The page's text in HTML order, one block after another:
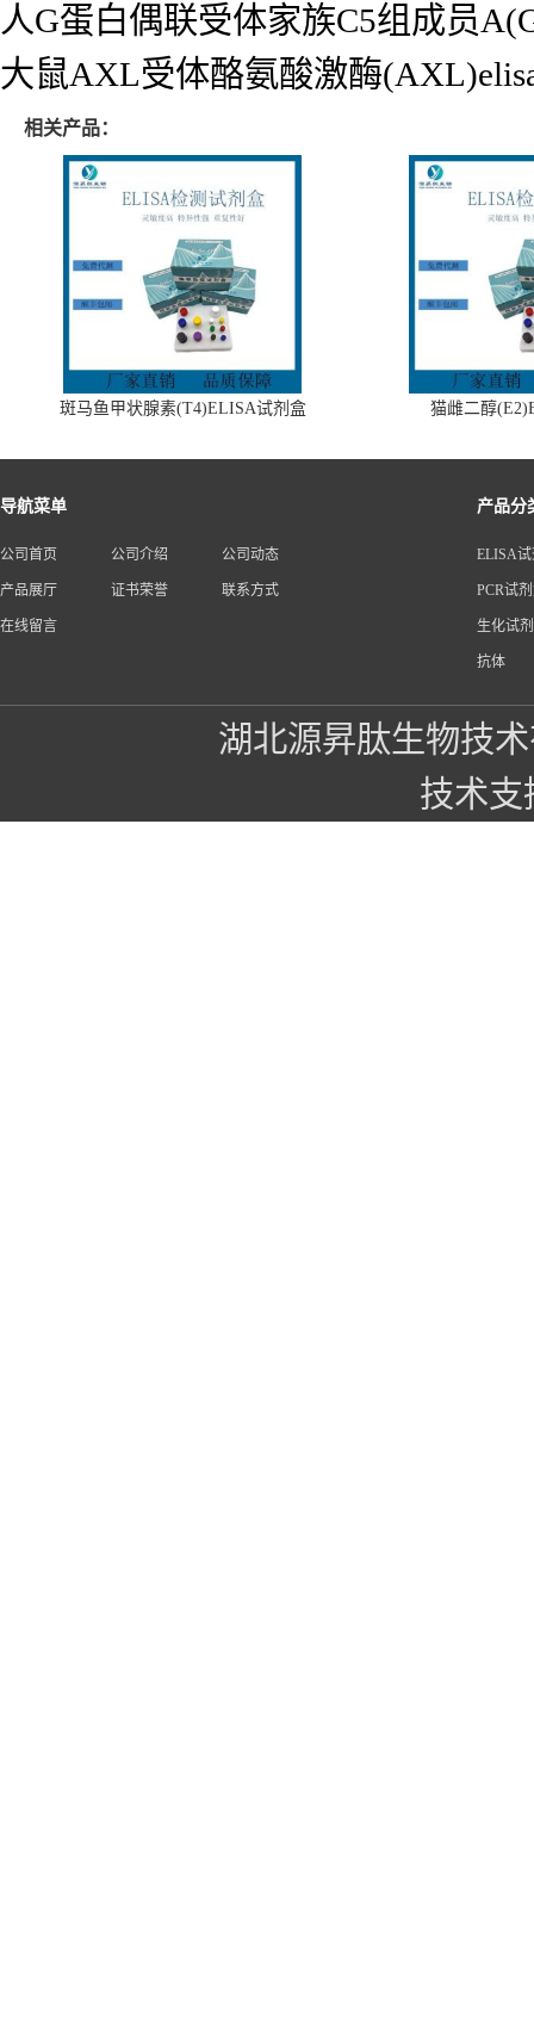
人G蛋白偶联受体家族C5组成员
大鼠AXL受体酪氨酸激酶
相关产品：
斑马鱼甲状腺素(T4)ELISA试剂盒 猫雌二醇
导航菜单
公司首页 公司介绍 公司动态
产品展厅 证书荣誉 联系方式
在线留言
产品分
ELISA
PCR试
生化试
抗体
湖北源昇肽生物技
技术